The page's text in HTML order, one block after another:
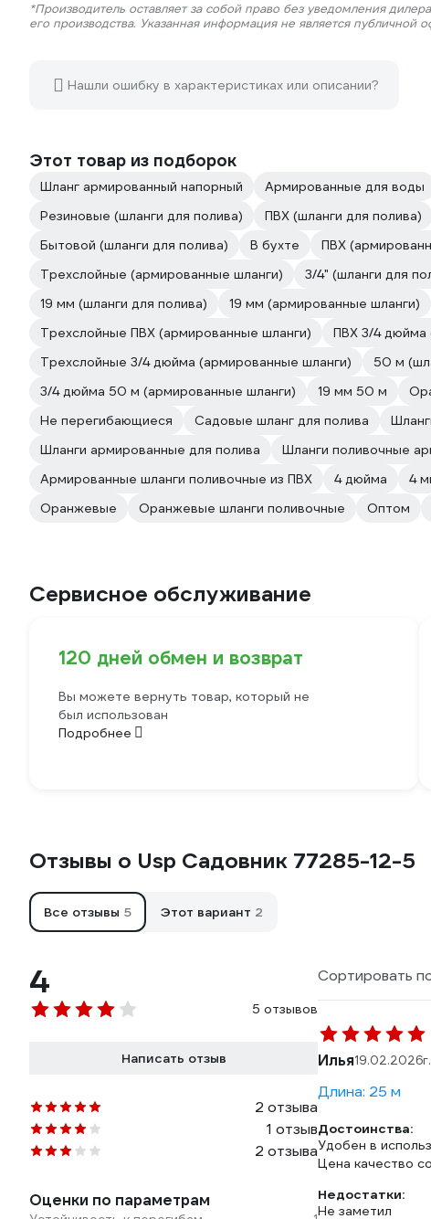
*Производитель оставляет за собой право без уведомления
его производства. Указанная информация не является публичной
Нашли ошибку в характеристиках или описании?
Этот товар из подборок
Шланг армированный напорный Армированные для воды
Резиновые (шланги для полива)
ПВХ (шланги для полива)
Бытовой (шланги для полива)
В бухте ПВХ
Трехслойные (армированные шланги)
3/4" (шланги для
19 мм (шланги для полива)
19 мм (армированные шланги)
Трехслойные ПВХ (армированные шланги)
ПВХ 3/4 дюйма
Трехслойные 3/4 дюйма (армированные шланги)
50 м
3/4 дюйма 50 м (армированные шланги)
19 мм 50 м
Не перегибающиеся
Садовые шланг для полива
Шланги армированные для полива
Шланги поливочные
Армированные шланги поливочные из ПВХ
4 дюйма 4
Оранжевые
Оранжевые шланги поливочные Оптом
Сервисное обслуживание
120 дней обмен и возврат
Вы можете вернуть товар, который не
был использован
Подробнее
Отзывы о Usp Садовник 77285-12-5
Все отзывы 5 Этот вариант 2
4
5 отзывов
Написать отзыв
2 отзыва
1 отзыв
2 отзыва
Оценки по параметрам
Сортировать
Илья19.02.2026
Длина: 25 м
Достоинства:
Удобен в
Цена качество
Недостатки:
Не заметил